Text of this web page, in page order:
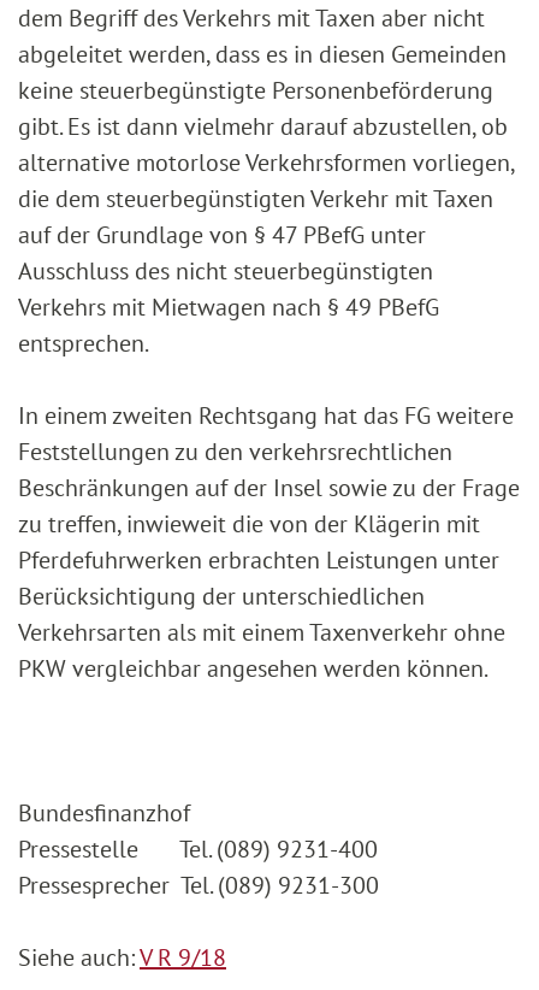
dem Begriff des Verkehrs mit Taxen aber nicht
abgeleitet werden, dass es in diesen Gemeinden
keine steuerbegünstigte Personenbeförderung
gibt. Es ist dann vielmehr darauf abzustellen, ob
alternative motorlose Verkehrsformen vorliegen,
die dem steuerbegünstigten Verkehr mit Taxen
auf der Grundlage von § 47 PBefG unter
Ausschluss des nicht steuerbegünstigten
Verkehrs mit Mietwagen nach § 49 PBefG
entsprechen.
In einem zweiten Rechtsgang hat das FG weitere
Feststellungen zu den verkehrsrechtlichen
Beschränkungen auf der Insel sowie zu der Frage
zu treffen, inwieweit die von der Klägerin mit
Pferdefuhrwerken erbrachten Leistungen unter
Berücksichtigung der unterschiedlichen
Verkehrsarten als mit einem Taxenverkehr ohne
PKW vergleichbar angesehen werden können.
Bundesfinanzhof
Pressestelle Tel. (089) 9231-400
Pressesprecher Tel. (089) 9231-300
Siehe auch:V R 9/18